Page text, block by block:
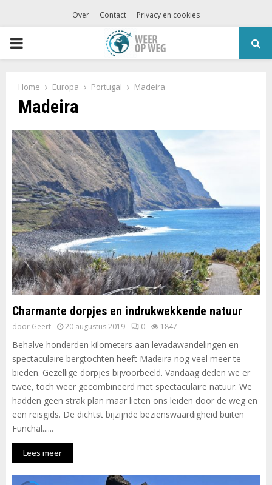
Over Contact Privacy en cookies
PRIMARY
Home Europa Portugal Madeira
Madeira
Charmante dorpjes en indrukwekkende natuur
door Geert 20 augustus 2019 0 1847
Behalve honderden kilometers aan levadawandelingen en
spectaculaire bergtochten heeft Madeira nog veel meer te
bieden. Gezellige dorpjes bijvoorbeeld. Vandaag deden we er
twee, toch weer gecombineerd met spectaculaire natuur. We
hadden geen strak plan maar lieten ons leiden door de weg en
een reisgids. De dichtst bijzijnde bezienswaardigheid buiten
Funchal......
Lees meer